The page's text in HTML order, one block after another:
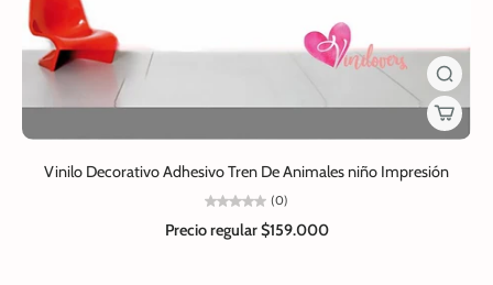
Vinilo Decorativo Adhesivo Tren De Animales niño Impresión
(0)
Precio regular$159.000